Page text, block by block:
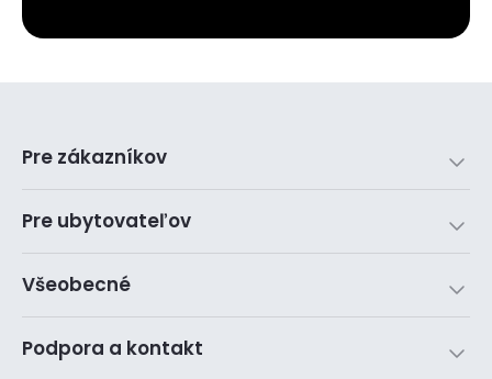
Pre zákazníkov
Pre ubytovateľov
Všeobecné
Podpora a kontakt